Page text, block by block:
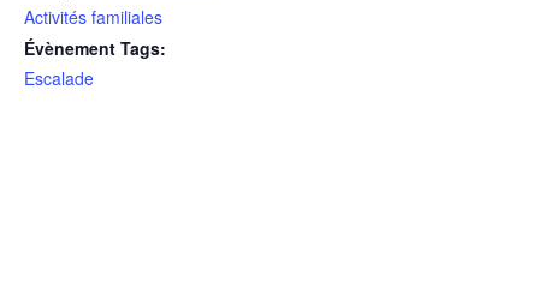
Activités familiales
Évènement Tags:
Escalade